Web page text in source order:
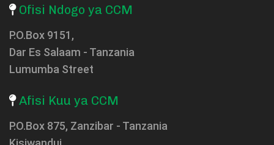
Ofisi Ndogo ya CCM
P.O.Box 9151,
Dar Es Salaam - Tanzania
Lumumba Street
Afisi Kuu ya CCM
P.O.Box 875, Zanzibar - Tanzania